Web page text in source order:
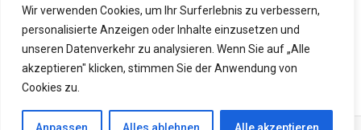
Wir verwenden Cookies, um Ihr Surferlebnis zu verbessern,
personalisierte Anzeigen oder Inhalte einzusetzen und
unseren Datenverkehr zu analysieren. Wenn Sie auf „Alle
akzeptieren" klicken, stimmen Sie der Anwendung von
Cookies zu.
Marketing für Männer
5. February 2026